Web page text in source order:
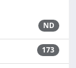
ND
173